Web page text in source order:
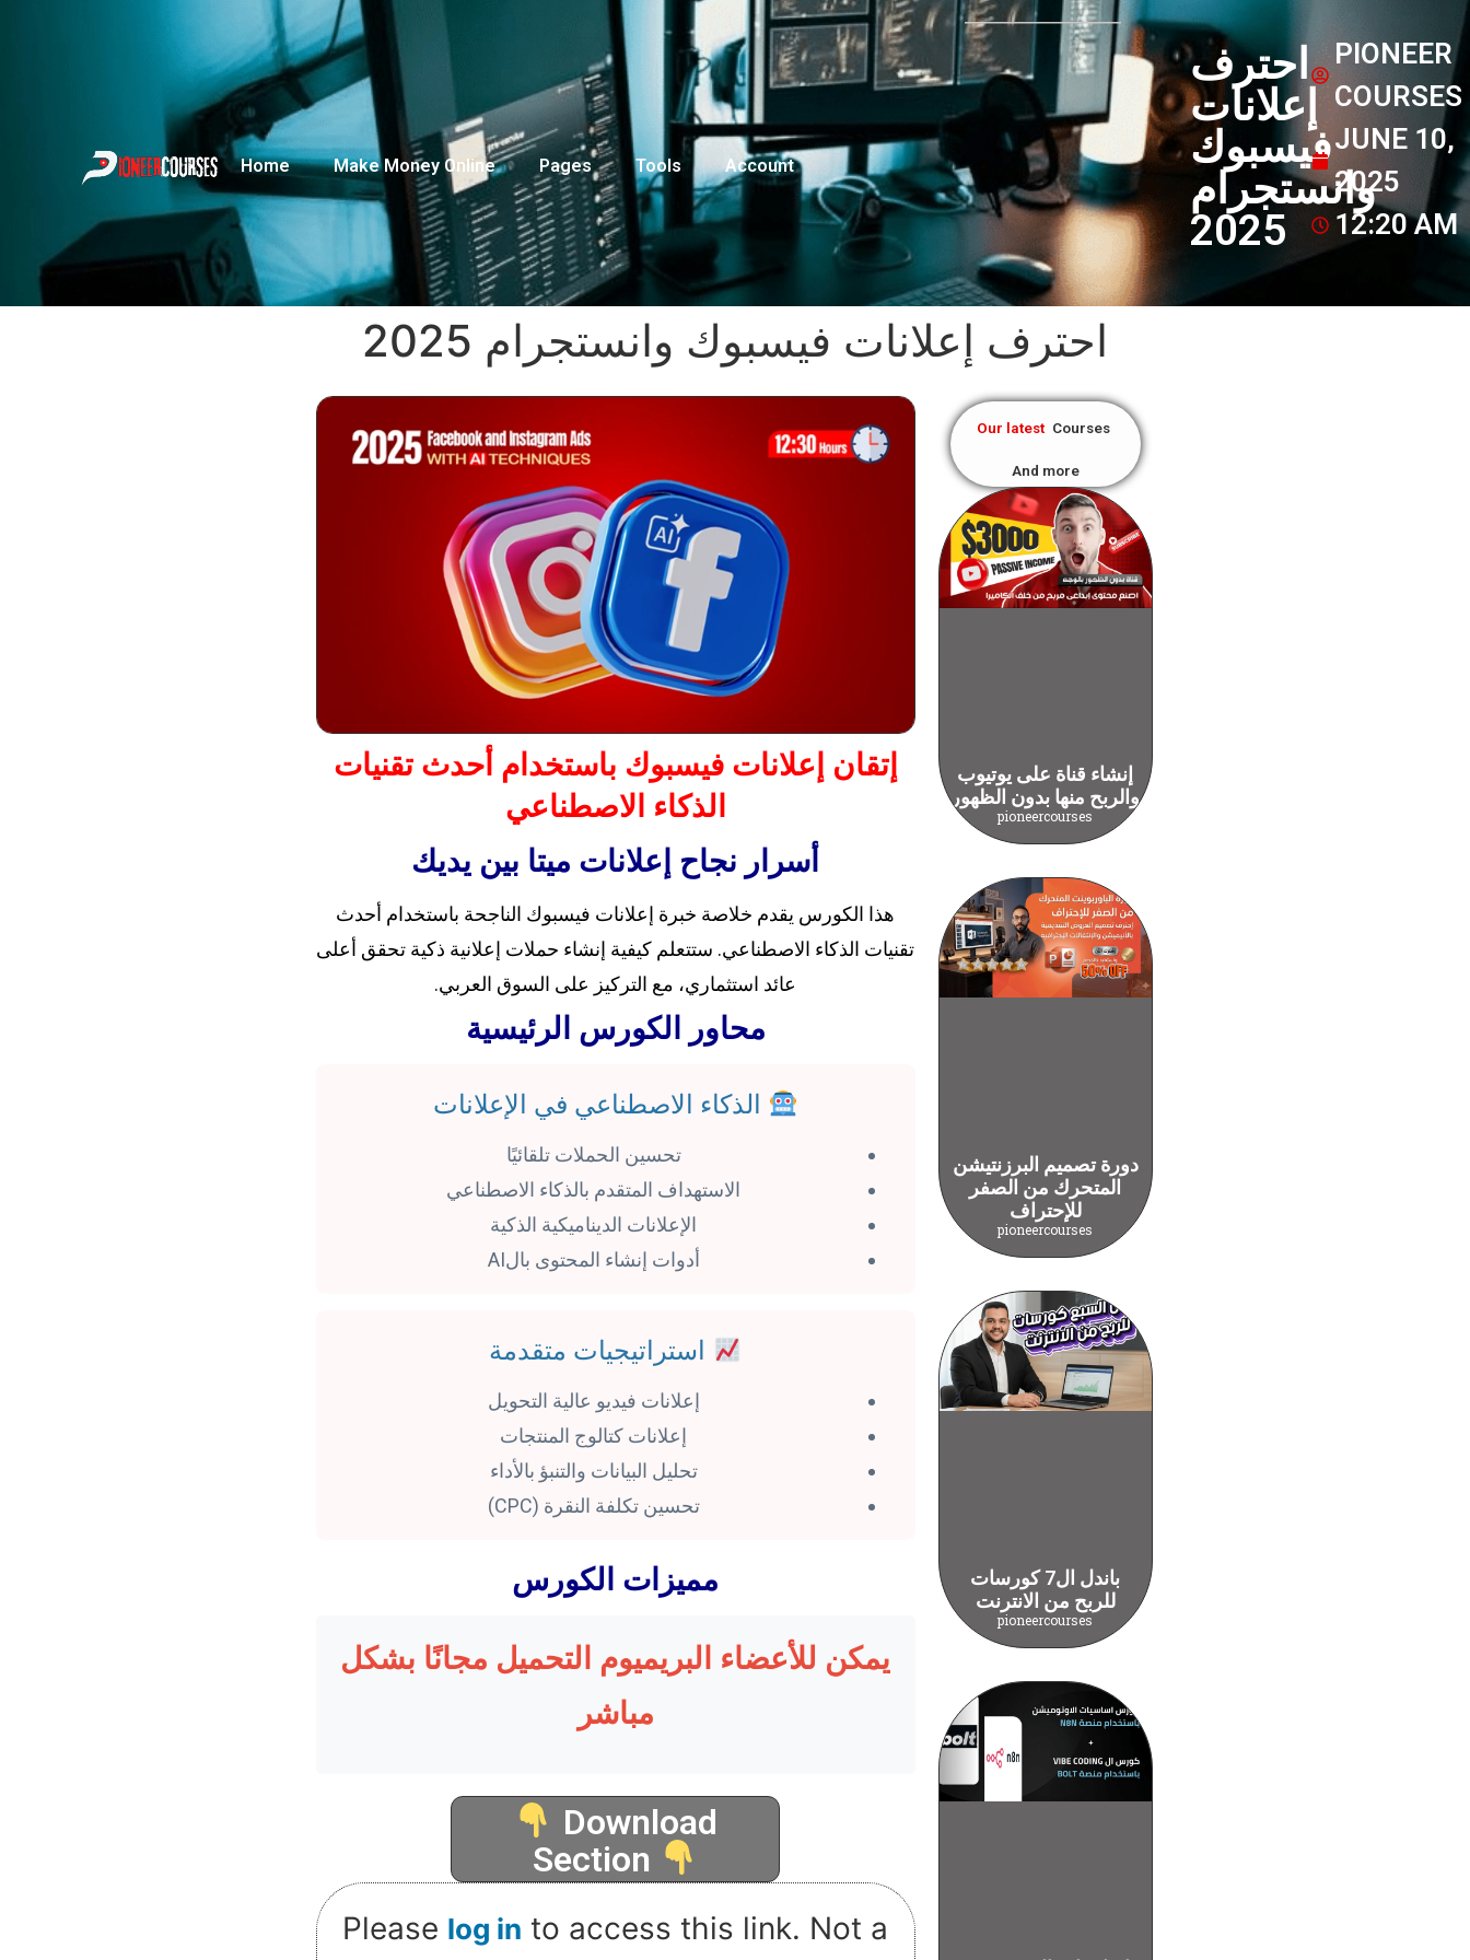
Home Make Money Online Pages Tools Account
احترف
إعلانات
فيسبوك
وانستجرام
2025
PIONEER
COURSES
JUNE 10,
2025
12:20 AM
احترف إعلانات فيسبوك وانستجرام 2025
إتقان إعلانات فيسبوك باستخدام أحدث تقنيات
الذكاء الاصطناعي
أسرار نجاح إعلانات ميتا بين يديك
هذا الكورس يقدم خلاصة خبرة إعلانات فيسبوك الناجحة باستخدام أحدث
تقنيات الذكاء الاصطناعي. ستتعلم كيفية إنشاء حملات إعلانية ذكية تحقق أعلى
عائد استثماري، مع التركيز على السوق العربي.
محاور الكورس الرئيسية
الذكاء الاصطناعي في الإعلانات
تحسين الحملات تلقائيًا
الاستهداف المتقدم بالذكاء الاصطناعي
الإعلانات الديناميكية الذكية
أدوات إنشاء المحتوى بالAI
استراتيجيات متقدمة
إعلانات فيديو عالية التحويل
إعلانات كتالوج المنتجات
تحليل البيانات والتنبؤ بالأداء
تحسين تكلفة النقرة (CPC)
مميزات الكورس
يمكن للأعضاء البريميوم التحميل مجانًا بشكل
مباشر
Download
Section
Please log in to access this link. Not a
Our latest Courses
And more
إنشاء قناة على يوتيوب
والربح منها بدون الظهور
pioneercourses
دورة تصميم البرزنتيشن
المتحرك من الصفر
للإحتراف
pioneercourses
باندل ال7 كورسات
للربح من الانترنت
pioneercourses